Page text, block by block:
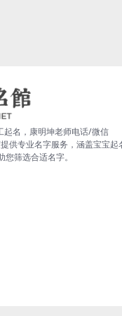
名，康明坤老师电话/微信
供专业名字服务，涵盖宝宝起
筛选合适名字。